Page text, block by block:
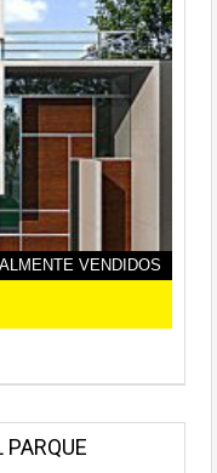
VENDIDOS